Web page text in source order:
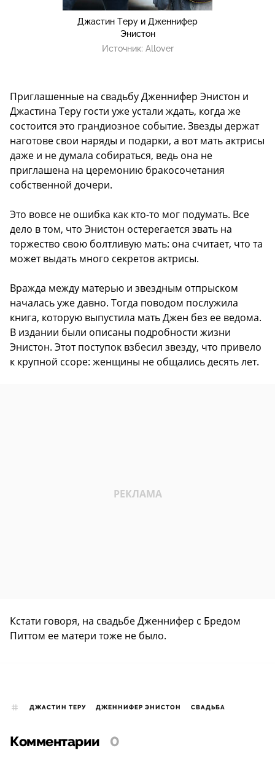
Джастин Теру и Дженнифер
Энистон
Источник: Allover
Приглашенные на свадьбу Дженнифер Энистон и
Джастина Теру гости уже устали ждать, когда же
состоится это грандиозное событие. Звезды держат
наготове свои наряды и подарки, а вот мать актрисы
даже и не думала собираться, ведь она не
приглашена на церемонию бракосочетания
собственной дочери.
Это вовсе не ошибка как кто-то мог подумать. Все
дело в том, что Энистон остерегается звать на
торжество свою болтливую мать: она считает, что та
может выдать много секретов актрисы.
Вражда между матерью и звездным отпрыском
началась уже давно. Тогда поводом послужила
книга, которую выпустила мать Джен без ее ведома.
В издании были описаны подробности жизни
Энистон. Этот поступок взбесил звезду, что привело
к крупной ссоре: женщины не общались десять лет.
Кстати говоря, на свадьбе Дженнифер с Бредом
Питтом ее матери тоже не было.
ДЖАСТИН ТЕРУ ДЖЕННИФЕР ЭНИСТОН СВАДЬБА
Комментарии 0